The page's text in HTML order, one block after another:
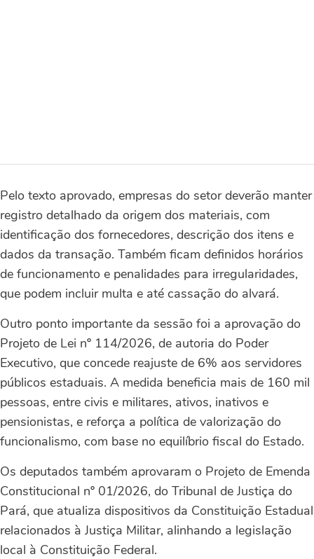
Pelo texto aprovado, empresas do setor deverão manter
registro detalhado da origem dos materiais, com
identificação dos fornecedores, descrição dos itens e
dados da transação. Também ficam definidos horários
de funcionamento e penalidades para irregularidades,
que podem incluir multa e até cassação do alvará.
Outro ponto importante da sessão foi a aprovação do
Projeto de Lei nº 114/2026, de autoria do Poder
Executivo, que concede reajuste de 6% aos servidores
públicos estaduais. A medida beneficia mais de 160 mil
pessoas, entre civis e militares, ativos, inativos e
pensionistas, e reforça a política de valorização do
funcionalismo, com base no equilíbrio fiscal do Estado.
Os deputados também aprovaram o Projeto de Emenda
Constitucional nº 01/2026, do Tribunal de Justiça do
Pará, que atualiza dispositivos da Constituição Estadual
relacionados à Justiça Militar, alinhando a legislação
local à Constituição Federal.